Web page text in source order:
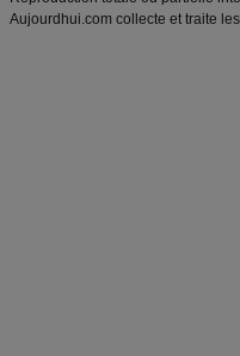
Aujourdhui.com collecte et traite